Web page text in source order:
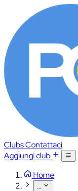
ClubsContattaci
Aggiungi club
Home
...